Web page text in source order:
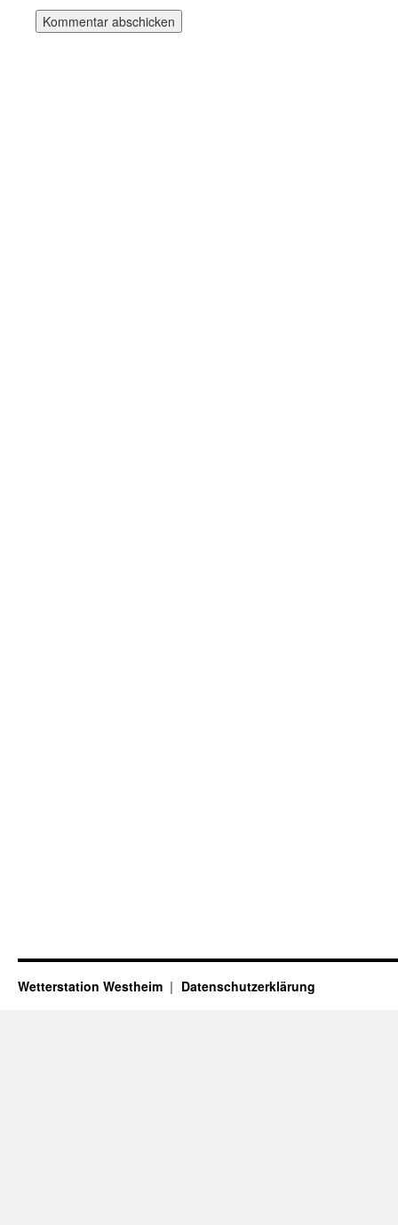
Wetterstation Westheim Datenschutzerklärung